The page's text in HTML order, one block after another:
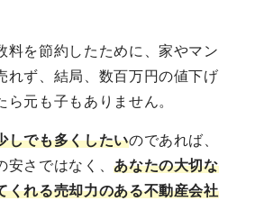
料を節約したために、家やマン
れず、結局、数百万円の値下げ
ら元も子もありません。
しでも多くしたいのであれば、
安さではなく、あなたの大切な
くれる売却力のある不動産会社